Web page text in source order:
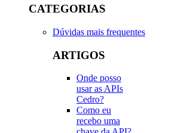
CATEGORIAS
Dúvidas mais frequentes
ARTIGOS
Onde posso
usar as APIs
Cedro?
Como eu
recebo uma